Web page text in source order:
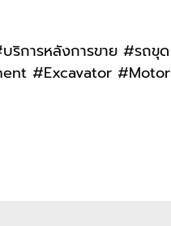
การหลังการขาย #รถขุ
#Excavator